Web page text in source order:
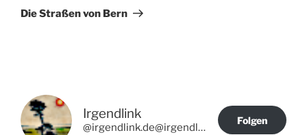
Beitrag
Die Straßen von Bern
Irgendlink
@irgendlink.de@irgendlink.de
Folgen